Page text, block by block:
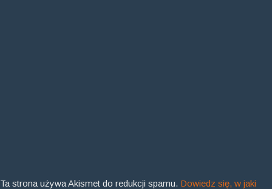
Ta strona używa Akismet do redukcji spamu. Dowiedz się, w jaki